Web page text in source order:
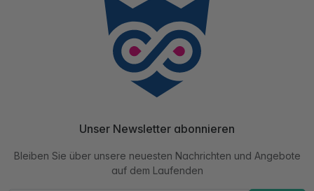
Unser Newsletter abonnieren
Bleiben Sie über unsere neuesten Nachrichten und Angebote
auf dem Laufenden